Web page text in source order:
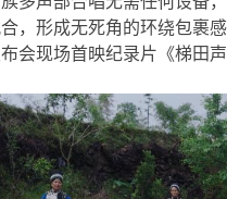
，形成无死角的环绕包裹
会现场首映纪录片《梯田